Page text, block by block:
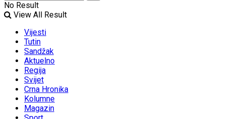
No Result
View All Result
Vijesti
Tutin
Sandžak
Aktuelno
Regija
Svijet
Crna Hronika
Kolumne
Magazin